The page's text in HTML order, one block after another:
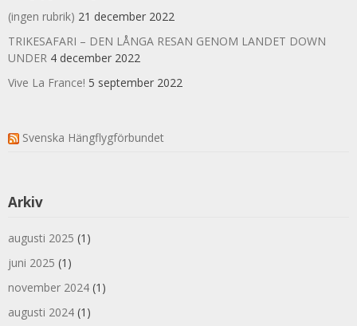
(ingen rubrik) 21 december 2022
TRIKESAFARI – DEN LÅNGA RESAN GENOM LANDET DOWN
UNDER 4 december 2022
Vive La France! 5 september 2022
Svenska Hängflygförbundet
Arkiv
augusti 2025 (1)
juni 2025 (1)
november 2024 (1)
augusti 2024 (1)